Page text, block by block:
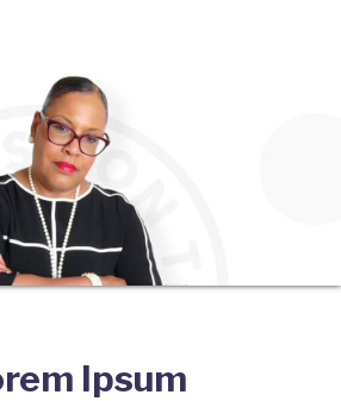
Ipsum